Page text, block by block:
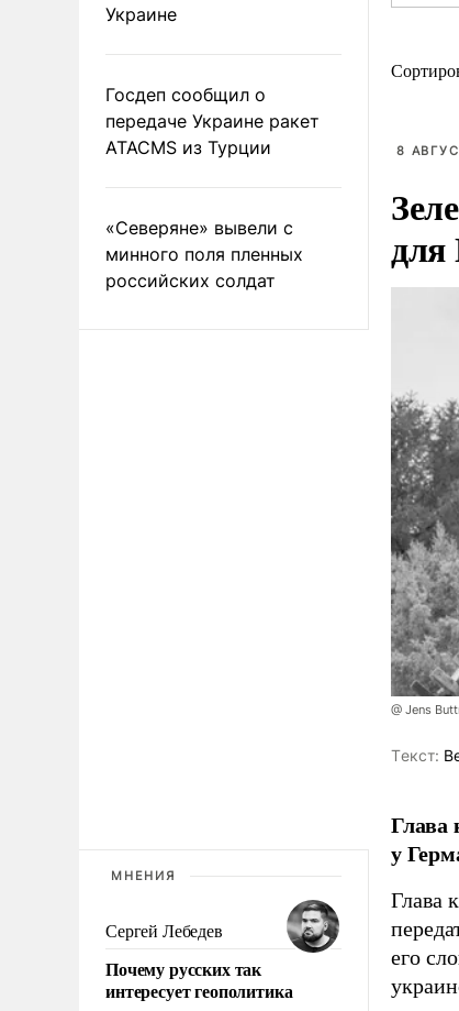
Украине
Госдеп сообщил о
передаче Украине ракет
ATACMS из Турции
«Северяне» вывели с
минного поля пленных
российских солдат
МНЕНИЯ
Сергей Лебедев
Почему русских так
интересует геополитика
8
@ Jens
Tекст:
Глава
у
Глава
его